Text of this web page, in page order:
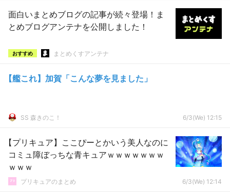
面白いまとめブログの記事が続々登場！ま
とめブログアンテナを公開しました！
おすすめ まとめくすアンテナ
【艦これ】加賀「こんな夢を見ました」
SS 森きのこ！ 6/3(We) 12:15
【プリキュア】ここぴーとかいう美人なのに
コミュ障ぼっちな青キュアｗｗｗｗｗｗｗ
ｗｗｗ
プリキュアのまとめ 6/3(We) 12:14